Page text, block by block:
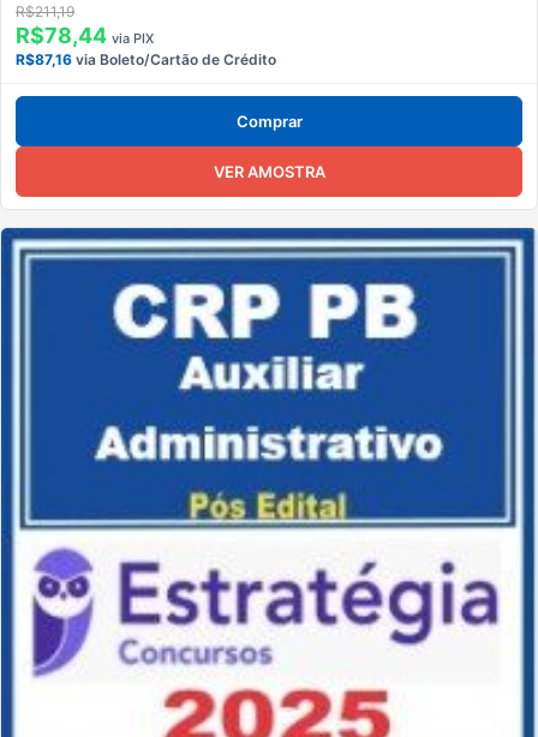
R$211,19
R$78,44 via PIX
R$87,16 via Boleto/Cartão de Crédito
Comprar
VER AMOSTRA